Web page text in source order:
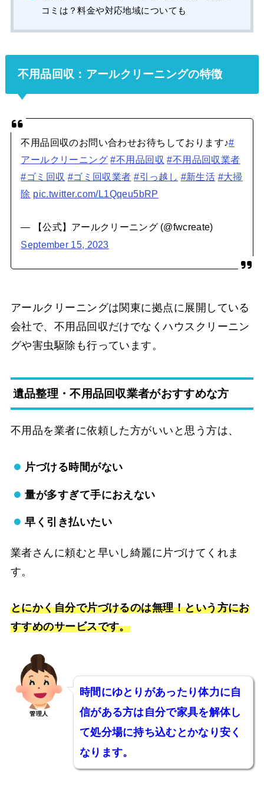
コミは？料金や対応地域についても
不用品回収：アールクリーニングの特徴
不用品回収のお問い合わせお待ちしております♪#
アールクリーニング #不用品回収 #不用品回収業者
#ゴミ回収 #ゴミ回収業者 #引っ越し #新生活 #大掃
除 pic.twitter.com/L1Qqeu5bRP
— 【公式】アールクリーニング (@fwcreate)
September 15, 2023
アールクリーニングは関東に拠点に展開している
会社で、不用品回収だけでなくハウスクリーニン
グや害虫駆除も行っています。
遺品整理・不用品回収業者がおすすめな方
不用品を業者に依頼した方がいいと思う方は、
片づける時間がない
量が多すぎて手におえない
早く引き払いたい
業者さんに頼むと早いし綺麗に片づけてくれま
す。
とにかく自分で片づけるのは無理！という方にお
すすめのサービスです。
管理人
時間にゆとりがあったり体力に自
信がある方は自分で家具を解体し
て処分場に持ち込むとかなり安く
なります。